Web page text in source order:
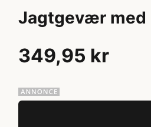
Jagtgevær med
349,95 kr